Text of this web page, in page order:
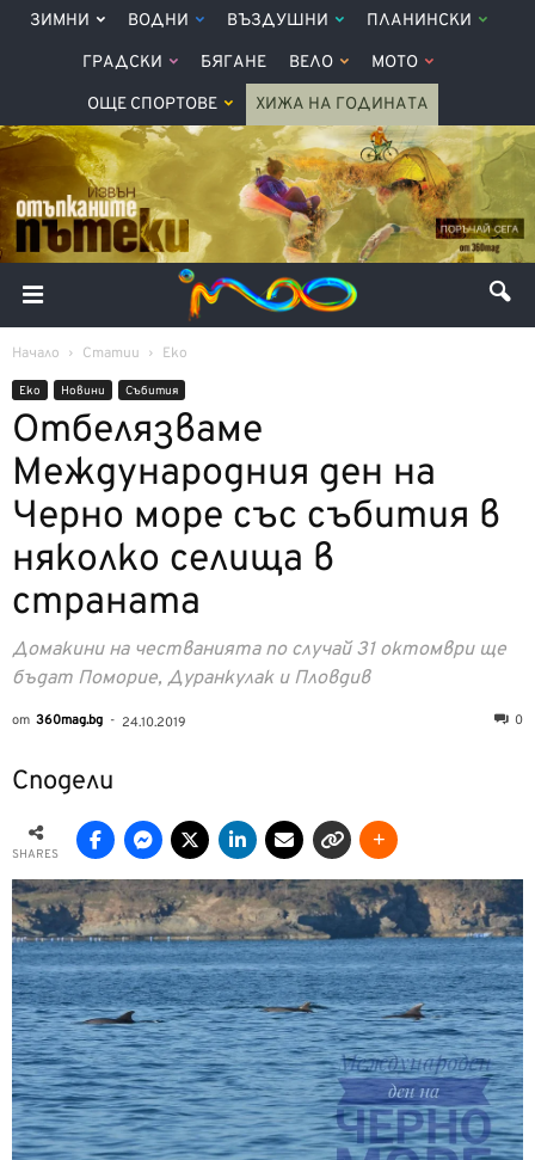
ЗИМНИ ВОДНИ ВЪЗДУШНИ ПЛАНИНСКИ
ГРАДСКИ БЯГАНЕ ВЕЛО МОТО
ОЩЕ СПОРТОВЕ ХИЖА НА ГОДИНАТА
Начало Статии Еко
Еко Новини Събития
Oтбелязваме
Международния ден на
Черно море със събития в
няколко селища в
страната
Домакини на честванията по случай 31 октомври ще
бъдат Поморие, Дуранкулак и Пловдив
от 360mag.bg - 24.10.2019 0
Сподели
SHARES